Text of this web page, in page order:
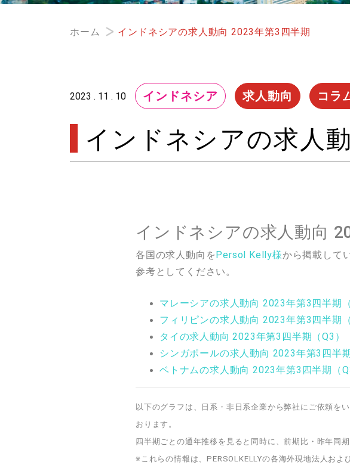
ホーム インドネシアの求人動向 2023年第3四半期
2023 . 11 . 10 インドネシア 求人動向 コラ
インドネシアの求人
インドネシアの求人動向
各国の求人動向を Persol Kelly様から掲載して
参考としてください。
マレーシアの求人動向 2023年第3四半期（
フィリピンの求人動向 2023年第3四半期（
タイの求人動向 2023年第3四半期（Q3）
シンガポールの求人動向 2023年第3四半期
ベトナムの求人動向 2023年第3四半期（
以下のグラフは、日系・非日系企業から弊社にご依頼を
おります。
四半期ごとの通年推移を見ると同時に、前期比・昨年同
※これらの情報は、PERSOLKELLYの各海外現地法人およ